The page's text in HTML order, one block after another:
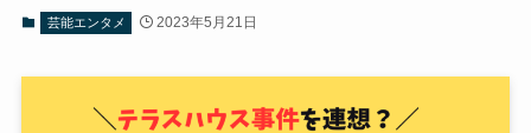
芸能エンタメ 2023年5月21日